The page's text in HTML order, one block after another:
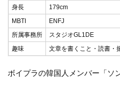
身長
179cm
MBTI
ENFJ
所属事務所
スタジオGL1DE
趣味
文章を書くこと・読書・
ボイプラの韓国人メンバー「ソ